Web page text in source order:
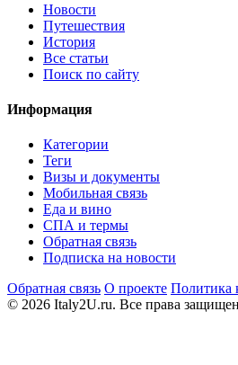
Новости
Путешествия
История
Все статьи
Поиск по сайту
Информация
Категории
Теги
Визы и документы
Мобильная связь
Еда и вино
СПА и термы
Обратная связь
Подписка на новости
Обратная связь О проекте Политика
© 2026 Italy2U.ru. Все права